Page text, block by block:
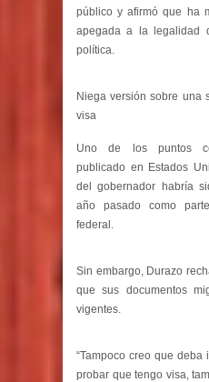
público y afirmó que ha
apegada a la legalidad
política.
Niega versión sobre una
visa
Uno de los puntos
publicado en Estados
del gobernador habría
año pasado como
federal.
Sin embargo, Durazo
que sus documentos
vigentes.
“Tampoco creo que deba
probar que tengo visa,